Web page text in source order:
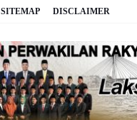
SITEMAP DISCLAIMER